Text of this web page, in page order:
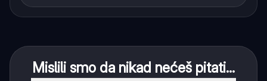
Mislili smo da nikad nećeš pitati...